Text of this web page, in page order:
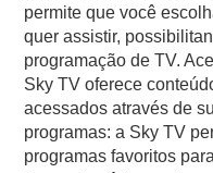
permite que você
quer assistir,
programação de TV.
Sky TV oferece
acessados através de
programas: a Sky TV
programas favoritos